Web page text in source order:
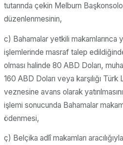
tutarında çekin Melburn
düzenlenmesinin,
c) Bahamalar yetkili
işlemlerinde masraf talep
olması halinde 80 ABD Doları,
160 ABD Doları veya karşılığı Türk
veznesine avans olarak
işlemi sonucunda Bahamalar
ödenmesi,
ç) Belçika adlî makamları